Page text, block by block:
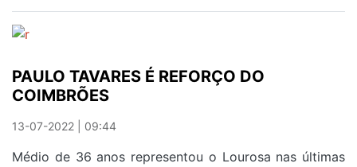
BEM
À
VISTA
PAULO TAVARES É REFORÇO DO
COIMBRÕES
13-07-2022 | 09:44
Médio de 36 anos representou o Lourosa nas últimas